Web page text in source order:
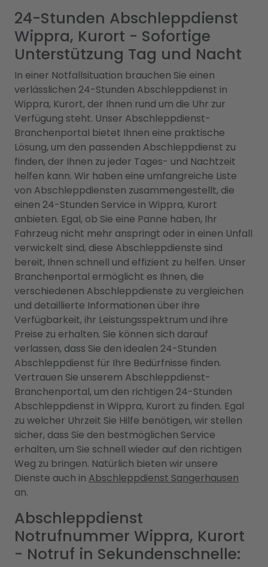
24-Stunden Abschleppdienst
Wippra, Kurort - Sofortige
Unterstützung Tag und Nacht
In einer Notfallsituation brauchen Sie einen
verlässlichen 24-Stunden Abschleppdienst in
Wippra, Kurort, der Ihnen rund um die Uhr zur
Verfügung steht. Unser Abschleppdienst-
Branchenportal bietet Ihnen eine praktische
Lösung, um den passenden Abschleppdienst zu
finden, der Ihnen zu jeder Tages- und Nachtzeit
helfen kann. Wir haben eine umfangreiche Liste
von Abschleppdiensten zusammengestellt, die
einen 24-Stunden Service in Wippra, Kurort
anbieten. Egal, ob Sie eine Panne haben, Ihr
Fahrzeug nicht mehr anspringt oder in einen Unfall
verwickelt sind, diese Abschleppdienste sind
bereit, Ihnen schnell und effizient zu helfen. Unser
Branchenportal ermöglicht es Ihnen, die
verschiedenen Abschleppdienste zu vergleichen
und detaillierte Informationen über ihre
Verfügbarkeit, ihr Leistungsspektrum und ihre
Preise zu erhalten. Sie können sich darauf
verlassen, dass Sie den idealen 24-Stunden
Abschleppdienst für Ihre Bedürfnisse finden.
Vertrauen Sie unserem Abschleppdienst-
Branchenportal, um den richtigen 24-Stunden
Abschleppdienst in Wippra, Kurort zu finden. Egal
zu welcher Uhrzeit Sie Hilfe benötigen, wir stellen
sicher, dass Sie den bestmöglichen Service
erhalten, um Sie schnell wieder auf den richtigen
Weg zu bringen. Natürlich bieten wir unsere
Dienste auch in Abschleppdienst Sangerhausen
an.
Abschleppdienst
Notrufnummer Wippra, Kurort
- Notruf in Sekundenschnelle: